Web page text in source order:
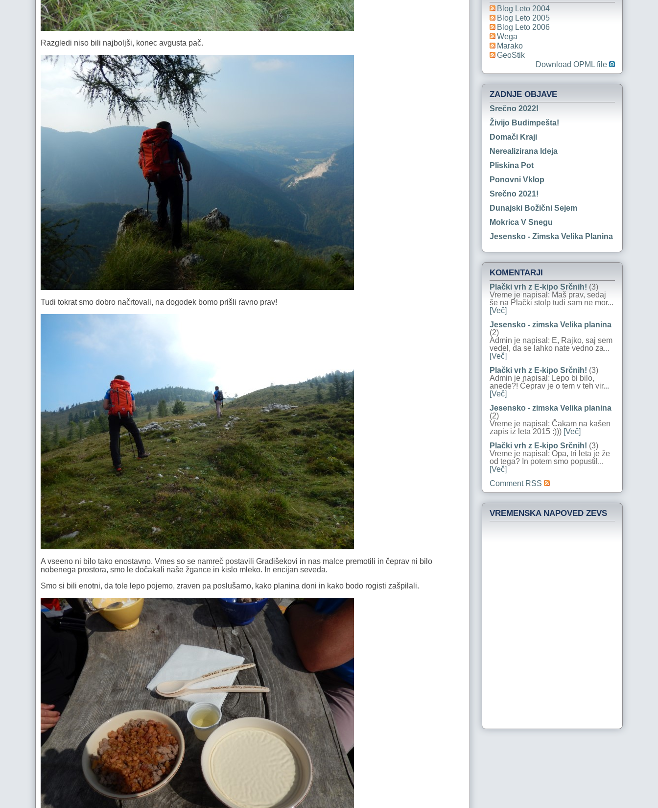
Razgledi niso bili najboljši, konec avgusta pač.
Tudi tokrat smo dobro načrtovali, na dogodek bomo prišli ravno prav!
A vseeno ni bilo tako enostavno. Vmes so se namreč postavili Gradišekovi in nas malce premotili in čeprav ni bilo
nobenega prostora, smo le dočakali naše žgance in kislo mleko. In encijan seveda.
Smo si bili enotni, da tole lepo pojemo, zraven pa poslušamo, kako planina doni in kako bodo rogisti zašpilali.
Blog Leto 2004
Blog Leto 2005
Blog Leto 2006
Wega
Marako
GeoStik
Download OPML file
ZADNJE OBJAVE
Srečno 2022!
Živijo Budimpešta!
Domači Kraji
Nerealizirana Ideja
Pliskina Pot
Ponovni Vklop
Srečno 2021!
Dunajski Božični Sejem
Mokrica V Snegu
Jesensko - Zimska Velika Planina
KOMENTARJI
Plački vrh z E-kipo Srčnih! (3)
Vreme je napisal: Maš prav, sedaj
še na Plački stolp tudi sam ne mor...
[Več]
Jesensko - zimska Velika planina
(2)
Admin je napisal: E, Rajko, saj sem
vedel, da se lahko nate vedno za...
[Več]
Plački vrh z E-kipo Srčnih! (3)
Admin je napisal: Lepo bi bilo,
anede?! Čeprav je o tem v teh vir...
[Več]
Jesensko - zimska Velika planina
(2)
Vreme je napisal: Čakam na kašen
zapis iz leta 2015 :))) [Več]
Plački vrh z E-kipo Srčnih! (3)
Vreme je napisal: Opa, tri leta je že
od tega? In potem smo popustil...
[Več]
Comment RSS
VREMENSKA NAPOVED ZEVS